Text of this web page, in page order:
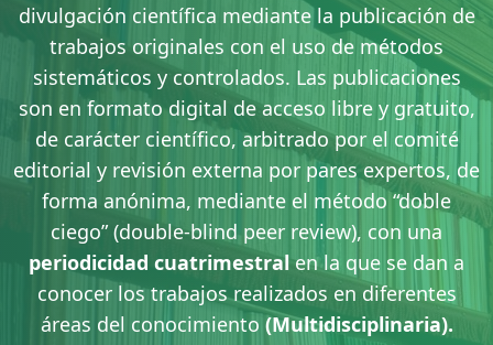
divulgación científica mediante la publicación de
trabajos originales con el uso de métodos
sistemáticos y controlados. Las publicaciones
son en formato digital de acceso libre y gratuito,
de carácter científico, arbitrado por el comité
editorial y revisión externa por pares expertos, de
forma anónima, mediante el método “doble
ciego” (double-blind peer review), con una
periodicidad cuatrimestralen la que se dan a
conocer los trabajos realizados en diferentes
áreas del conocimiento (Multidisciplinaria).